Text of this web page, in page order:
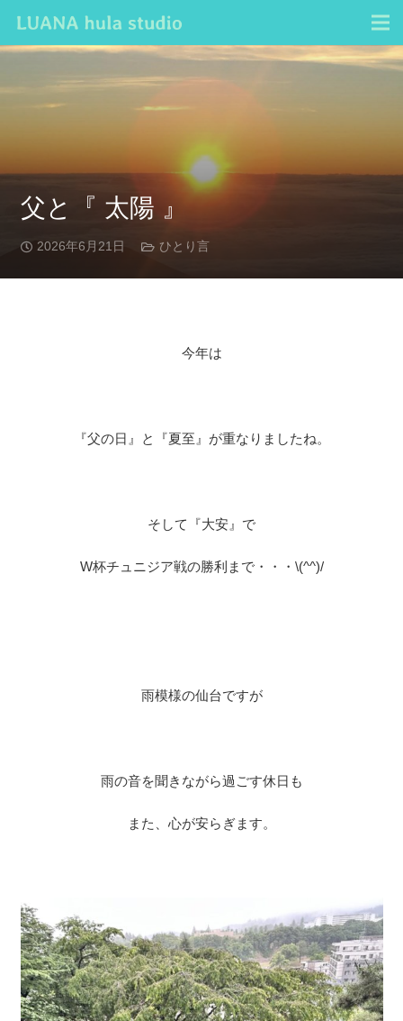
父と『 太陽 』
2026年6月21日 ひとり言
今年は
『父の日』と『夏至』が重なりましたね。
そして『大安』で
W杯チュニジア戦の勝利まで・・・\(^^)/
雨模様の仙台ですが
雨の音を聞きながら過ごす休日も
また、心が安らぎます。